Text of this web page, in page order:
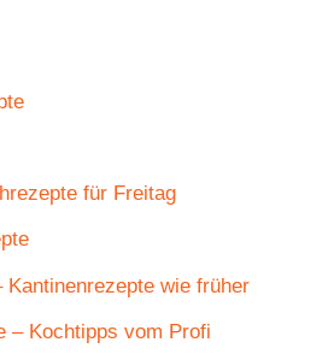
für Freitag
wie früher
– Kochtipps vom Profi